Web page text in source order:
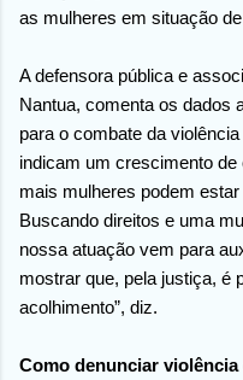
as mulheres em situação
A defensora pública e
Nantua, comenta os dados
para o combate da
indicam um crescimento
mais mulheres podem
Buscando direitos e uma
nossa atuação vem para
mostrar que, pela justiça, é
acolhimento”, diz.
Como denunciar